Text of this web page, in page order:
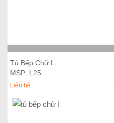
Tủ Bếp Chữ L
MSP: L25
Liên hệ